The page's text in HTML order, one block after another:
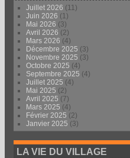
Juillet 2026 (11)
Juin 2026 (1)
Mai 2026 (3)
Avril 2026 (2)
Mars 2026 (4)
Décembre 2025 (3)
Novembre 2025 (3)
Octobre 2025 (4)
Septembre 2025 (4)
Juillet 2025 (4)
Mai 2025 (2)
Avril 2025 (7)
Mars 2025 (4)
Février 2025 (2)
Janvier 2025 (3)
LA VIE DU VILLAGE